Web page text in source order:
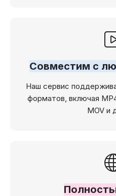
Совместим с
Наш сервис
форматов, включая
MOV и